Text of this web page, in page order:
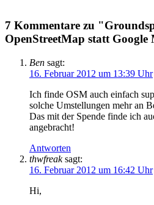
7 Kommentare zu
OpenStreetMap statt Google
Ben sagt:
16. Februar 2012 um 13:39 Uhr
Ich finde OSM auch einfach
solche Umstellungen mehr an
Das mit der Spende finde ich
angebracht!
Antworten
thwfreak sagt:
16. Februar 2012 um 16:42 Uhr
Hi,